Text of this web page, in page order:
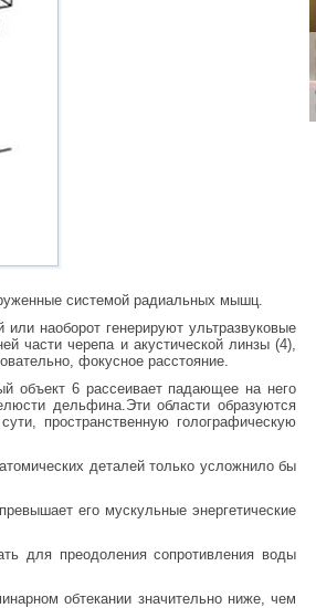
системой радиальных мышц.
наоборот генерируют ультразвуковые
части черепа и акустической линзы (4),
фокусное расстояние.
объект 6 рассеивает падающее на него
дельфина.Эти области образуются
пространственную голографическую
деталей только усложнило бы
его мускульные энергетические
для преодоления сопротивления воды
обтекании значительно ниже, чем